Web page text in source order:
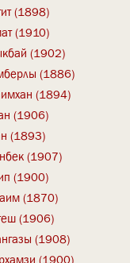
(1898)
(1910)
(1902)
(1886)
(1894)
(1906)
(1893)
(1907)
(1900)
(1870)
(1906)
(1908)
(1900)